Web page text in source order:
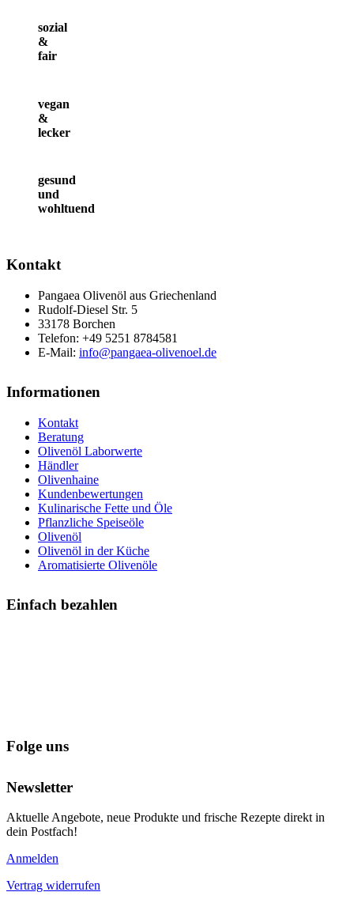
sozial
&
fair
vegan
&
lecker
gesund
und
wohltuend
Kontakt
Pangaea Olivenöl aus Griechenland
Rudolf-Diesel Str. 5
33178 Borchen
Telefon: +49 5251 8784581
E-Mail: info@pangaea-olivenoel.de
Informationen
Kontakt
Beratung
Olivenöl Laborwerte
Händler
Olivenhaine
Kundenbewertungen
Kulinarische Fette und Öle
Pflanzliche Speiseöle
Olivenöl
Olivenöl in der Küche
Aromatisierte Olivenöle
Einfach bezahlen
Folge uns
Newsletter
Aktuelle Angebote, neue Produkte und frische Rezepte direkt in
dein Postfach!
Anmelden
Vertrag widerrufen